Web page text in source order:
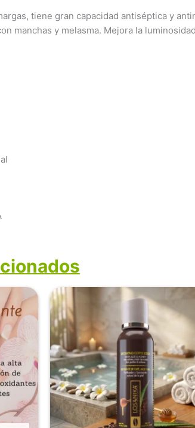
tiene gran capacidad antiséptica y
manchas y melasma. Mejora la